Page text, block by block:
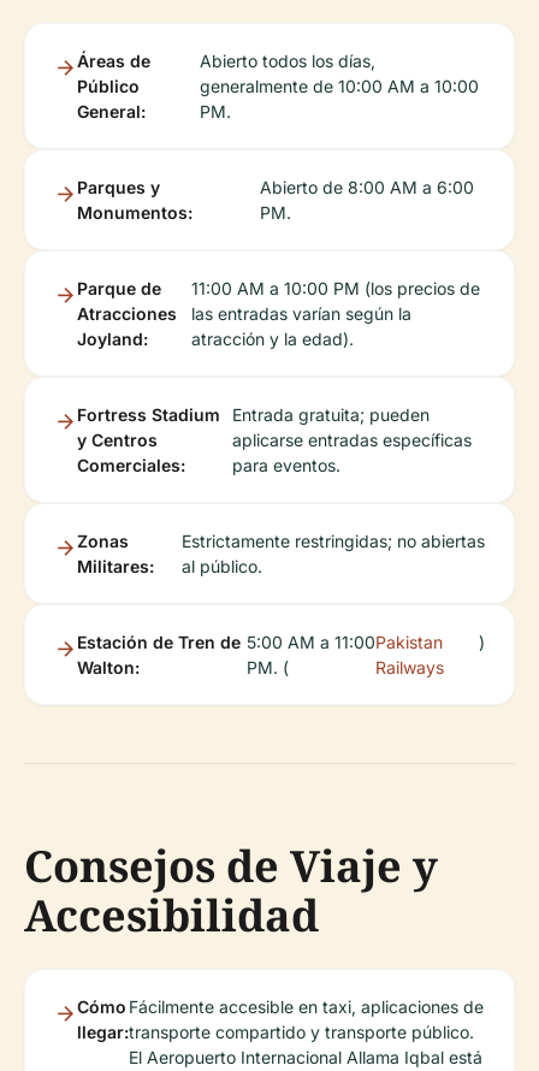
Áreas de
Público
General:
Abierto todos los días,
generalmente de 10:00 AM a 10:00
PM.
Parques y
Monumentos:
Abierto de 8:00 AM a 6:00
PM.
Parque de
Atracciones
Joyland:
11:00 AM a 10:00 PM (los precios de
las entradas varían según la
atracción y la edad).
Fortress Stadium
y Centros
Comerciales:
Entrada gratuita; pueden
aplicarse entradas específicas
para eventos.
Zonas
Militares:
Estrictamente restringidas; no abiertas
al público.
Estación de Tren de
Walton:
5:00 AM a 11:00
PM. (
Pakistan
Railways
)
Consejos de Viaje y
Accesibilidad
Cómo
llegar:
Fácilmente accesible en taxi, aplicaciones de
transporte compartido y transporte público.
El Aeropuerto Internacional Allama Iqbal está